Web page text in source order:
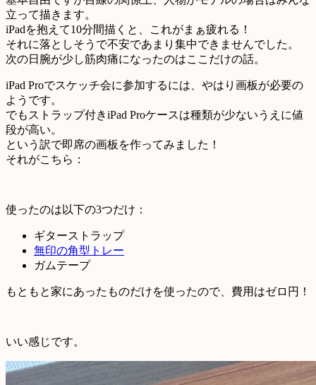
立って描きます。
iPadを抱えて10分間描くと、これがまぁ疲れる！
それに落としそうで不安であまり集中できませんでした。
次の日腕が少し筋肉痛になったのはここだけの話。
iPad Proでスケッチ会に参加するには、やはり画板が必要の
ようです。
でもストラップ付きiPad Proケースは種類が少ないうえに値
段が高い。
という訳で即席の画板を作ってみました！
それがこちら：
使ったのは以下の3つだけ：
ギターストラップ
無印の角型トレー
ガムテープ
もともと家にあったものだけを使ったので、費用はゼロ円！
いい感じです。